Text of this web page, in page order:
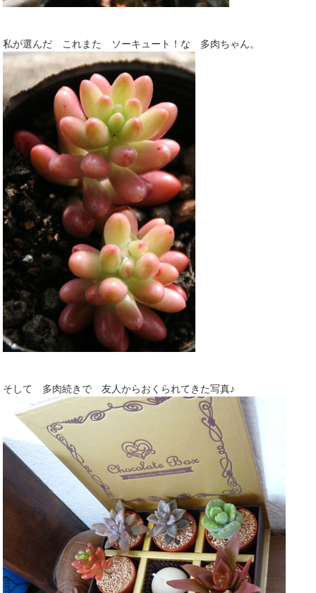
私が選んだ これまた ソーキュート！な 多肉ちゃん。
そして 多肉続きで 友人からおくられてきた写真♪